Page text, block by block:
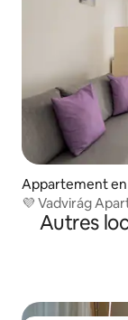
Appartement
💜 Vadvirág
Autres